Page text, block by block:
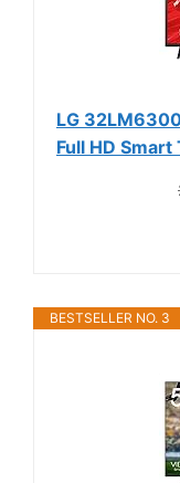
LG
Full HD
BESTSELLER NO. 3